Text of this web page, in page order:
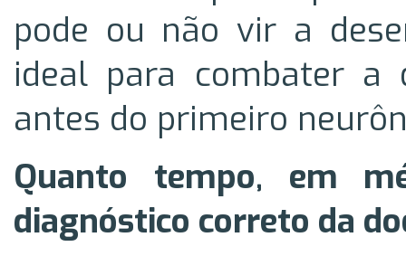
pode ou não vir a
ideal para combater a
antes do primeiro
Quanto tempo, em
diagnóstico correto da